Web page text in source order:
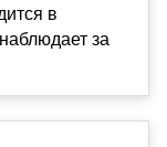
в
за